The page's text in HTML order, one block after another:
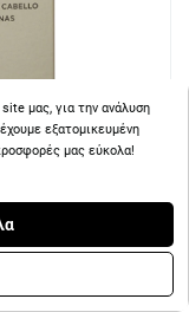
Χάλκινο Μελί
μας, για την ανάλυση
εξατομικευμένη
μας εύκολα!